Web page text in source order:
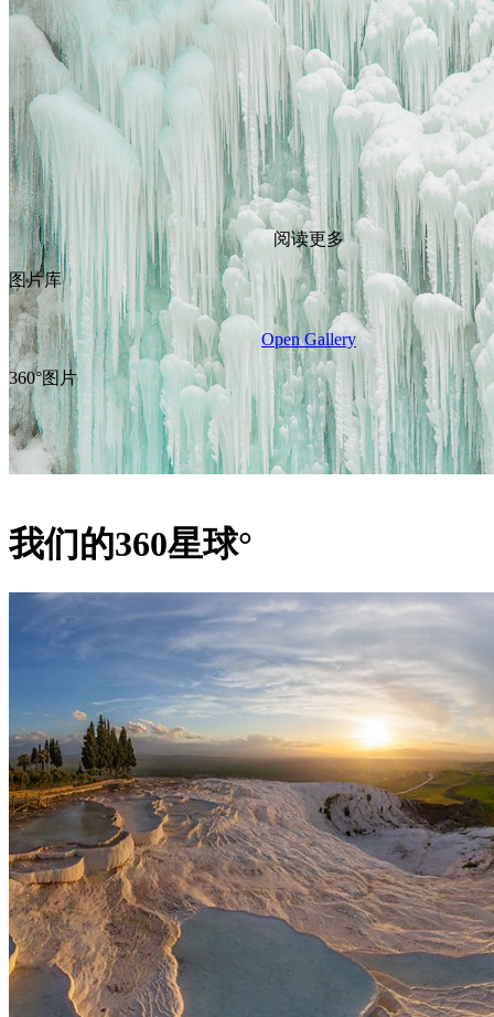
公园里有一百多个瀑布，并且每年都会有新的瀑布出现。瀑布
屏障形成的结果:这些屏障不是由岩石形成的，而是由植物沉
水中的树木和树枝会钙化，形成固体沉积物，进而阻塞河流。
坝，形成新的瀑布。萨斯塔维奇是这些瀑布中最美丽的瀑布，
阅读更多
图片库
Open Gallery
360°图片
我们的360星球°